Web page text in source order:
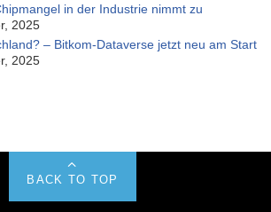
in der Industrie nimmt zu
2025
– Bitkom-Dataverse jetzt neu am Start
2025
BACK TO TOP